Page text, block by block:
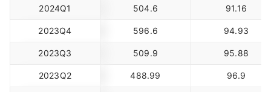
2024Q1 504.6 91.16
2023Q4 596.6 94.93
2023Q3 509.9 95.88
2023Q2 488.99 96.9